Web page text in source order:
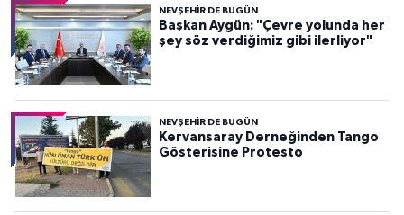
NEVŞEHIR DE BUGÜN
Başkan Aygün: "Çevre yolunda her
şey söz verdiğimiz gibi ilerliyor"
NEVŞEHIR DE BUGÜN
Kervansaray Derneğinden Tango
Gösterisine Protesto